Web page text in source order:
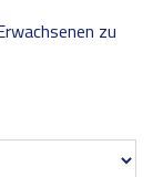
zu